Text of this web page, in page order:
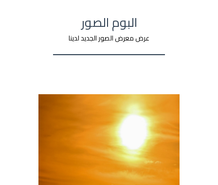
البوم الصور
عرض معرض الصور الجديد لدينا